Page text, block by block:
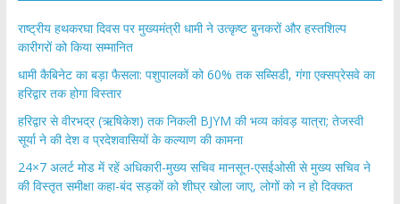
राष्ट्रीय हथकरघा दिवस पर मुख्यमंत्री धामी ने उत्कृष्ट बुनकरों और हस्तशिल्प
कारीगरों को किया सम्मानित
​धामी कैबिनेट का बड़ा फैसला: पशुपालकों को 60% तक सब्सिडी, गंगा एक्सप्रेसवे का
हरिद्वार तक होगा विस्तार
​हरिद्वार से वीरभद्र (ऋषिकेश) तक निकली BJYM की भव्य कांवड़ यात्रा; तेजस्वी
सूर्या ने की देश व प्रदेशवासियों के कल्याण की कामना
24×7 अलर्ट मोड में रहें अधिकारी-मुख्य सचिव मानसून-एसईओसी से मुख्य सचिव ने
की विस्तृत समीक्षा कहा-बंद सड़कों को शीघ्र खोला जाए, लोगों को न हो दिक्कत